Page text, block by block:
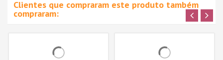
Clientes que compraram este produto também
compraram: